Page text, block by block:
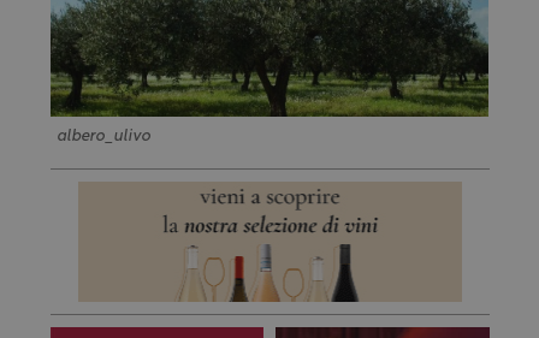
albero_ulivo